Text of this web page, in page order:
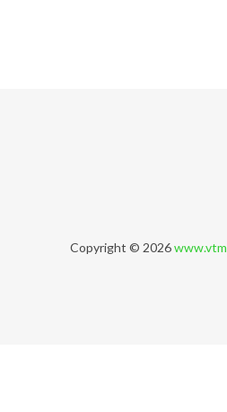
Copyright © 2026